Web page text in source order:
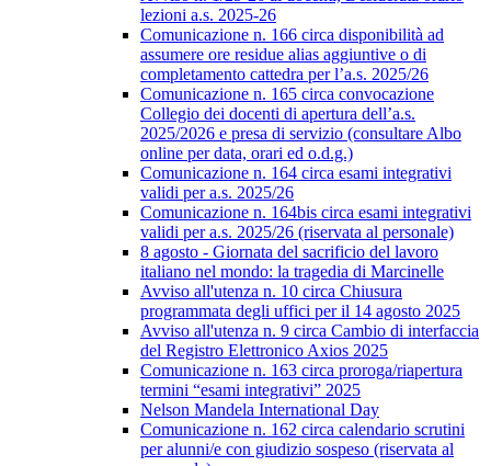
lezioni a.s. 2025-26
Comunicazione n. 166 circa disponibilità ad
assumere ore residue alias aggiuntive o di
completamento cattedra per l’a.s. 2025/26
Comunicazione n. 165 circa convocazione
Collegio dei docenti di apertura dell’a.s.
2025/2026 e presa di servizio (consultare Albo
online per data, orari ed o.d.g.)
Comunicazione n. 164 circa esami integrativi
validi per a.s. 2025/26
Comunicazione n. 164bis circa esami integrativi
validi per a.s. 2025/26 (riservata al personale)
8 agosto - Giornata del sacrificio del lavoro
italiano nel mondo: la tragedia di Marcinelle
Avviso all'utenza n. 10 circa Chiusura
programmata degli uffici per il 14 agosto 2025
Avviso all'utenza n. 9 circa Cambio di interfaccia
del Registro Elettronico Axios 2025
Comunicazione n. 163 circa proroga/riapertura
termini “esami integrativi” 2025
Nelson Mandela International Day
Comunicazione n. 162 circa calendario scrutini
per alunni/e con giudizio sospeso (riservata al